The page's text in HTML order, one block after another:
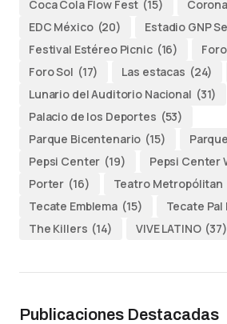
Coca Cola Flow Fest (15)
EDC México (20) Estadio GNP
Festival Estéreo Picnic (16)
Foro Sol (17) Las estacas (24)
Lunario del Auditorio Nacional (31)
Palacio de los Deportes (53)
Parque Bicentenario (15)
Pepsi Center (19) Pepsi Center
Porter (16) Teatro Metropólitan
Tecate Emblema (15) Tecate Pal
The Killers (14) VIVE LATINO (37)
Publicaciones Destacadas